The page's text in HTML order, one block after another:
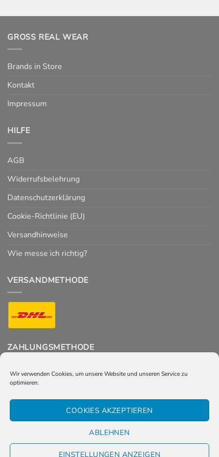
Wir verwenden Cookies, um unsere Website und unseren Service zu
optimieren.
COOKIES AKZEPTIEREN
ABLEHNEN
EINSTELLUNGEN ANZEIGEN
GROSS REAL WEAR
Brands in Store
Kontakt
Impressum
HILFE
AGB
Widerrufsbelehrung
Datenschutzerklärung
Cookie-Richtlinie (EU)
Versandhinweise
Wie messe ich richtig?
VERSANDMETHODE
ZAHLUNGSMETHODE